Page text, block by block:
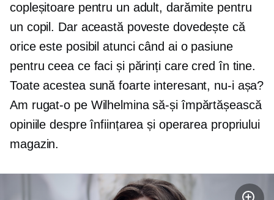
copleșitoare pentru un adult, darămite pentru
un copil. Dar această poveste dovedește că
orice este posibil atunci când ai o pasiune
pentru ceea ce faci și părinți care cred în tine.
Toate acestea sună foarte interesant, nu-i așa?
Am rugat-o pe Wilhelmina să-și împărtășească
opiniile despre înființarea și operarea propriului
magazin.